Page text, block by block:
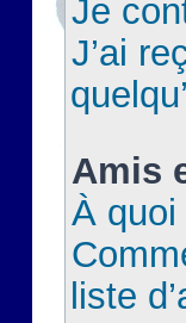
Je
J’ai
Amis
À quoi
liste